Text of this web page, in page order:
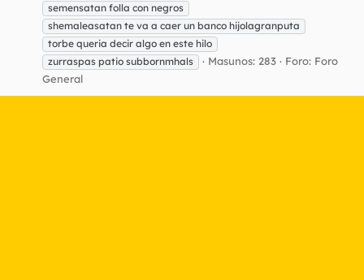
semensatan folla con negros
shemaleasatan te va a caer un banco hijolagranputa
torbe queria decir algo en este hilo
zurraspas patio subbornmhals
Masunos: 283 Foro: Foro
General